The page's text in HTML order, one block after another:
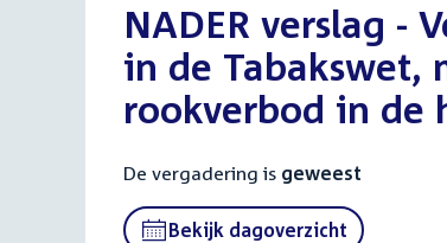
:NADER verslag -
in de Tabakswet,
rookverbod in de
De vergadering is geweest
Bekijk dagoverzicht